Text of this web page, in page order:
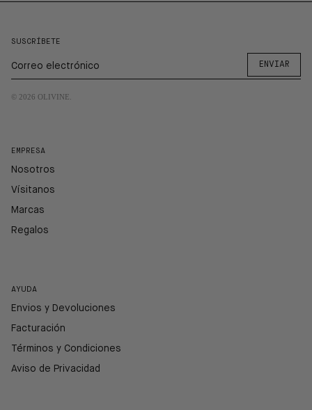
SUSCRÍBETE
ENVIAR
© 2026 OLIVINE
EMPRESA
Nosotros
Vísitanos
Marcas
Regalos
AYUDA
Envios y Devoluciones
Facturación
Términos y Condiciones
Aviso de Privacidad